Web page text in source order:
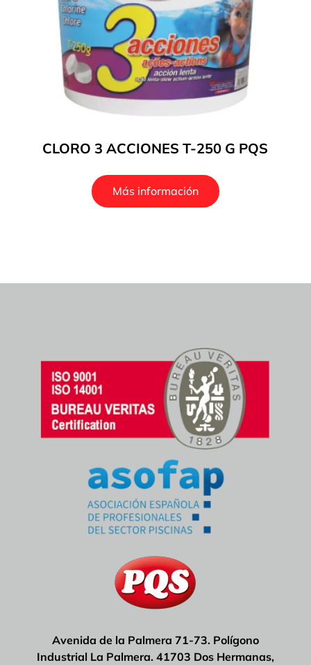
CLORO 3 ACCIONES T-250 G PQS
Más información
Avenida de la Palmera 71-73. Polígono
Industrial La Palmera. 41703 Dos Hermanas,